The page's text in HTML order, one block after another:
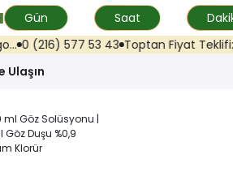
Gün Saat
577 53 43 Toptan Fiyat Teklifi:
Ulaşın